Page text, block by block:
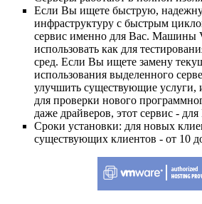
Если Вы ищете быструю,
инфраструктуру с быстрым
сервис именно для Вас. Машины
использовать как для
сред. Если Вы ищете замену
использования выделенного
улучшить существующие услуги,
для проверки нового
даже драйверов, этот сервис - для
Сроки установки: для новых
существующих клиентов - от 10